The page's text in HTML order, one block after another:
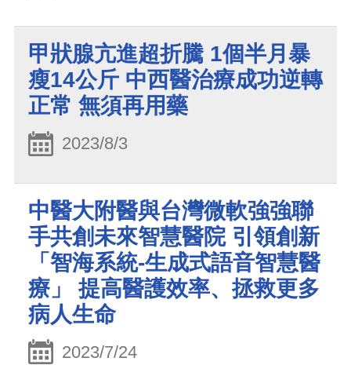
甲狀腺亢進超折騰 1個半月暴
瘦14公斤 中西醫治療成功逆轉
正常 無須再用藥
2023/8/3
中醫大附醫與台灣微軟強強聯
手共創未來智慧醫院 引領創新
「智海系統-生成式語音智慧醫
療」 提高醫護效率、拯救更多
病人生命
2023/7/24